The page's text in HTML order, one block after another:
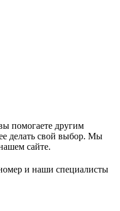
помогаете другим
делать свой выбор. Мы
сайте.
и наши специалисты